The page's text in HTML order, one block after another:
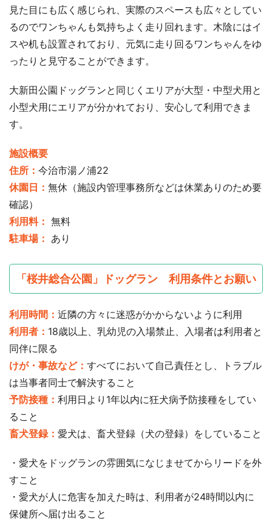
見た目にも広く感じられ、実際のスペースも広々としてい
るのでワンちゃんも気持ちよく走り回れます。木陰にはイ
スや机も設置されており、元気に走り回るワンちゃんをゆ
ったりと見守ることができます。
大新田公園ドッグランと同じくエリアが大型・中型犬用と
小型犬用にエリアが分かれており、安心して利用できま
す。
施設概要
住所： 今治市湯ノ浦22
休園日： 無休（施設内管理事務所などは休業ありのため要
確認）
利用料： 無料
駐車場： あり
「桜井総合公園」ドッグラン 利用条件とお願い
利用時間： 近隣の方々に迷惑がかからないように利用
利用者： 18歳以上、乳幼児の入場禁止、入場者は利用者と
同伴に限る
けが・事故など： すべてにおいて自己責任とし、トラブル
は当事者同士で解決すること
予防接種： 利用日より1年以内に狂犬病予防接種をしてい
ること
畜犬登録： 愛犬は、畜犬登録（犬の登録）をしていること
・愛犬をドッグランの雰囲気になじませてからリードを外
すこと
・愛犬が人に危害を加えた時は、利用者が24時間以内に
保健所へ届け出ること